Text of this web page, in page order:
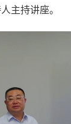
主持讲座。